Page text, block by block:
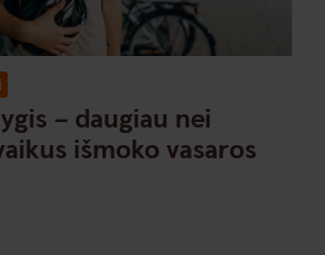
– daugiau nei
išmoko vasaros